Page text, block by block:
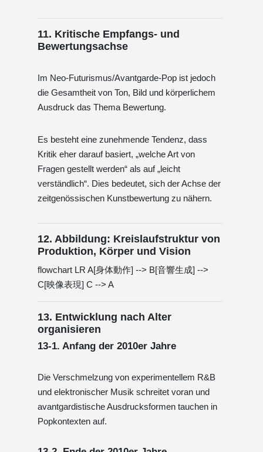
11. Kritische Empfangs- und
Bewertungsachse
Im Neo-Futurismus/Avantgarde-Pop ist jedoch
die Gesamtheit von Ton, Bild und körperlichem
Ausdruck das Thema Bewertung.
Es besteht eine zunehmende Tendenz, dass
Kritik eher darauf basiert, „welche Art von
Fragen gestellt werden“ als auf „leicht
verständlich“. Dies bedeutet, sich der Achse der
zeitgenössischen Kunstbewertung zu nähern.
12. Abbildung: Kreislaufstruktur von
Produktion, Körper und Vision
flowchart LR A[身体動作] --> B[音響生成] -->
C[映像表現] C --> A
13. Entwicklung nach Alter
organisieren
13-1. Anfang der 2010er Jahre
Die Verschmelzung von experimentellem R&B
und elektronischer Musik schreitet voran und
avantgardistische Ausdrucksformen tauchen in
Popkontexten auf.